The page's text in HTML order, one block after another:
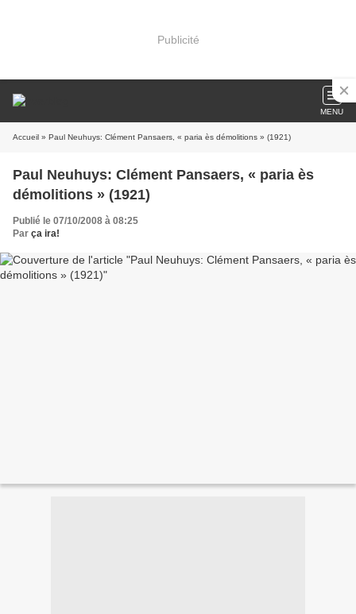
Publicité
MENU
Accueil » Paul Neuhuys: Clément Pansaers, « paria ès démolitions » (1921)
Paul Neuhuys: Clément Pansaers, « paria ès
démolitions » (1921)
Publié le 07/10/2008 à 08:25
Par ça ira!